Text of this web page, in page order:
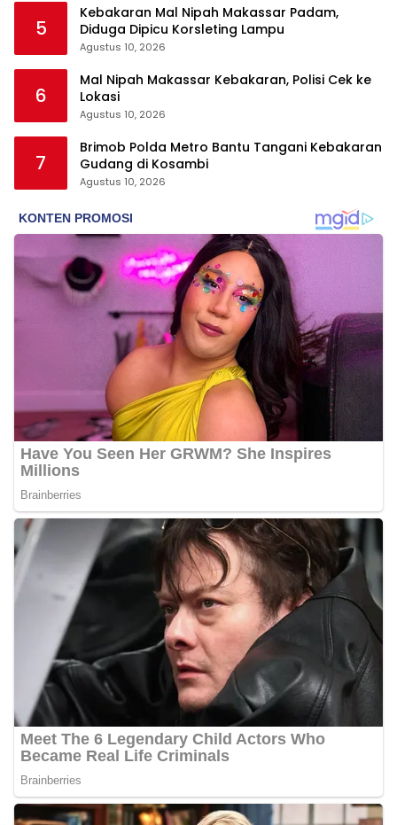
5
Kebakaran Mal Nipah Makassar Padam,
Diduga Dipicu Korsleting Lampu
Agustus 10, 2026
6
Mal Nipah Makassar Kebakaran, Polisi Cek ke
Lokasi
Agustus 10, 2026
7
Brimob Polda Metro Bantu Tangani Kebakaran
Gudang di Kosambi
Agustus 10, 2026